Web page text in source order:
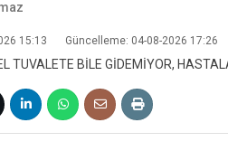
15:13 Güncelleme: 04-08-2026 17:26